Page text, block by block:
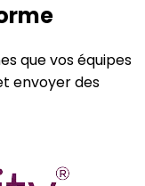
que vos équipes
envoyer des